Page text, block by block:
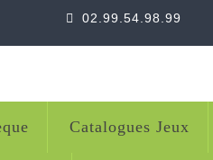
02.99.54.98.99
Catalogues Jeux